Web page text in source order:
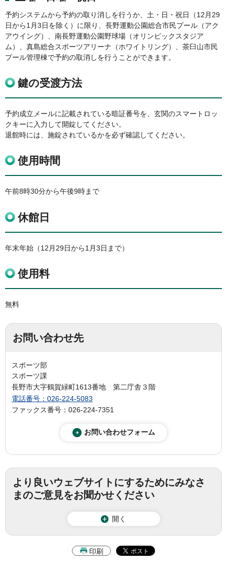
予約システムから予約の取り消しを行うか、土・日・祝日（12月29
日から1月3日を除く）に限り、長野運動公園総合市民プール（アク
アウイング）、南長野運動公園野球場（オリンピックスタジア
ム）、真島総合スポーツアリーナ（ホワイトリング）、茶臼山市民
プール管理棟で予約の取消しを行うことができます。
鍵の受渡方法
予約成立メールに記載されている暗証番号を、玄関のスマートロッ
クキーに入力して開錠してください。
退館時には、施錠されているかを必ず確認してください。
使用時間
午前8時30分から午後9時まで
休館日
年末年始（12月29日から1月3日まで）
使用料
無料
お問い合わせ先
スポーツ部
スポーツ課
長野市大字鶴賀緑町1613番地 第二庁舎３階
電話番号：026-224-5083
ファックス番号：026-224-7351
より良いウェブサイトにするためにみなさ
まのご意見をお聞かせください
開く
印刷